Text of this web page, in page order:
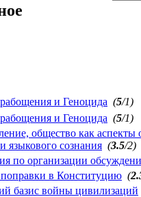
и Геноцида (5/1)
и Геноцида (5/1)
общество как аспекты
языкового сознания (3.5/2)
по организации
в Конституцию (
базис войны цивилизаций